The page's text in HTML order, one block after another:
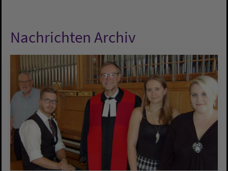
Nachrichten Archiv